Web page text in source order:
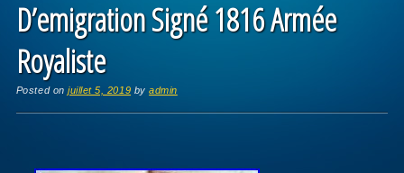
D’emigration Signé 1816 Armée
Royaliste
Posted onjuillet 5, 2019 byadmin